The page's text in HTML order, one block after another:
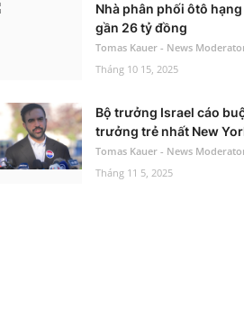
Nhà phân phối ôtô
gần 26 tỷ đồng
Tomas Kauer - News
Tháng 10 15, 2025
Bộ trưởng Israel cáo
trưởng trẻ nhất New
Tomas Kauer - News
Tháng 11 5, 2025